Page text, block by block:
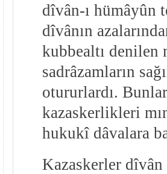
dîvân-ı hümâyûn
dîvânın
kubbealtı denilen
sadrâzamların
otururlardı.
kazaskerlikleri
hukukî dâvalara
Kazaskerler dîvân